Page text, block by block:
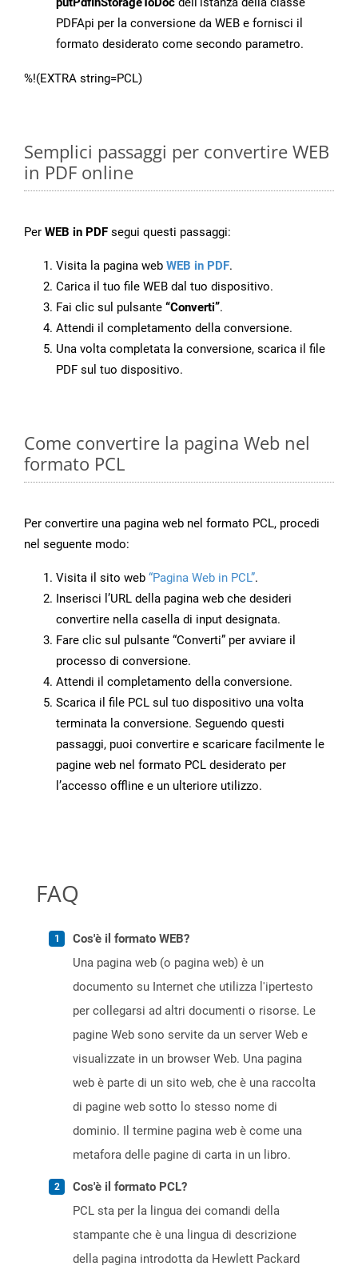
PDFApi per la conversione da WEB e fornisci il
formato desiderato come secondo parametro.
%!(EXTRA string=PCL)
Semplici passaggi per convertire WEB
in PDF online
Per WEB in PDF segui questi passaggi:
Visita la pagina web WEB in PDF.
Carica il tuo file WEB dal tuo dispositivo.
Fai clic sul pulsante “Converti”.
Attendi il completamento della conversione.
Una volta completata la conversione, scarica il file
PDF sul tuo dispositivo.
Come convertire la pagina Web nel
formato PCL
Per convertire una pagina web nel formato PCL, procedi
nel seguente modo:
Visita il sito web “Pagina Web in PCL”.
Inserisci l’URL della pagina web che desideri
convertire nella casella di input designata.
Fare clic sul pulsante “Converti” per avviare il
processo di conversione.
Attendi il completamento della conversione.
Scarica il file PCL sul tuo dispositivo una volta
terminata la conversione. Seguendo questi
passaggi, puoi convertire e scaricare facilmente le
pagine web nel formato PCL desiderato per
l’accesso offline e un ulteriore utilizzo.
FAQ
Cos'è il formato WEB?
Una pagina web (o pagina web) è un
documento su Internet che utilizza l'ipertesto
per collegarsi ad altri documenti o risorse. Le
pagine Web sono servite da un server Web e
visualizzate in un browser Web. Una pagina
web è parte di un sito web, che è una raccolta
di pagine web sotto lo stesso nome di
dominio. Il termine pagina web è come una
metafora delle pagine di carta in un libro.
Cos'è il formato PCL?
PCL sta per la lingua dei comandi della
stampante che è una lingua di descrizione
della pagina introdotta da Hewlett Packard